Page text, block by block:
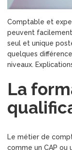
Comptable et
peuvent
seul et unique
quelques
niveaux.
La
Le métier de
comme un CAP ou